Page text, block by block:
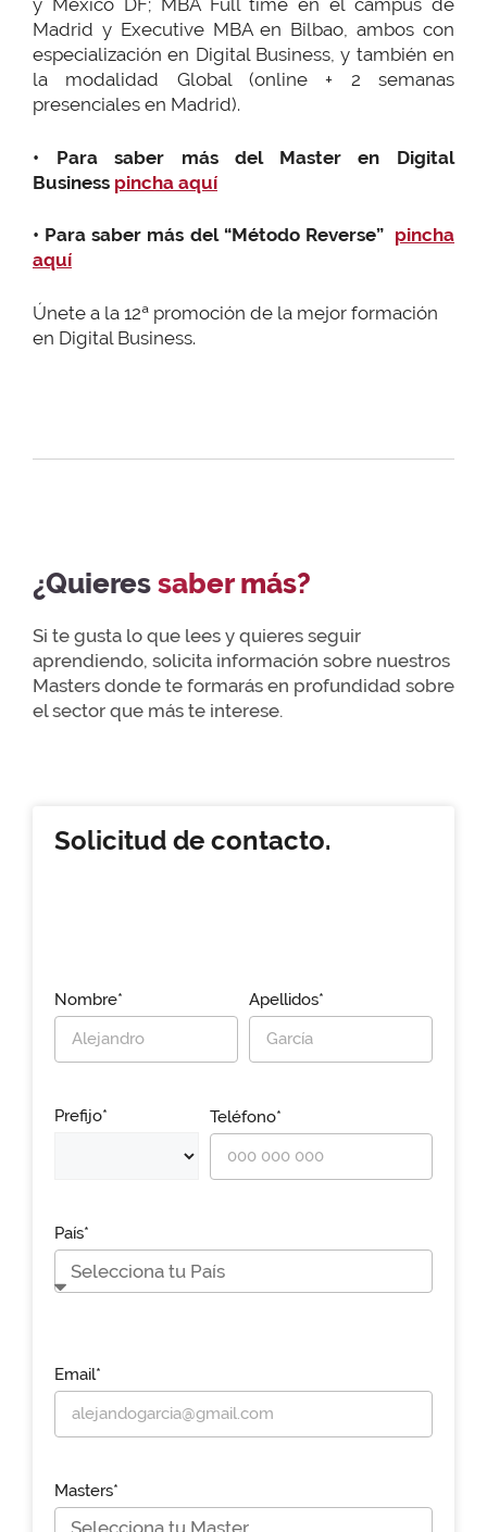
y México DF; MBA Full time en el campus de
Madrid y Executive MBA en Bilbao, ambos con
especialización en Digital Business, y también en
la modalidad Global (online + 2 semanas
presenciales en Madrid).
• Para saber más del Master en Digital
Business pincha aquí
• Para saber más del “Método Reverse” pincha
aquí
Únete a la 12ª promoción de la mejor formación
en Digital Business.
¿Quieressaber más?
Si te gusta lo que lees y quieres seguir
aprendiendo, solicita información sobre nuestros
Masters donde te formarás en profundidad sobre
el sector que más te interese.
Solicitud de contacto.
Nombre* Apellidos*
Prefijo* Teléfono*
País*
Email*
Masters*